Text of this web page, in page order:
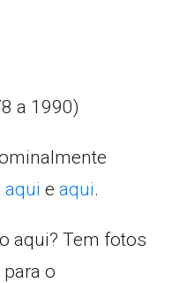
a 1990)
aqui e aqui.
aqui? Tem fotos
o